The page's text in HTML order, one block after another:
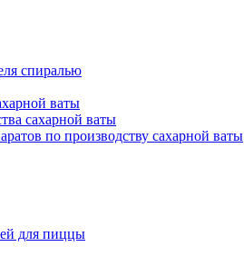
спиралью
ваты
сахарной ваты
по производству сахарной ваты
для пиццы